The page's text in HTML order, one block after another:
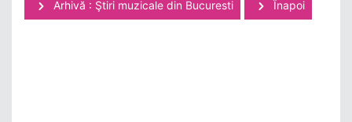
Arhivă : Ştiri muzicale din Bucuresti Înapoi